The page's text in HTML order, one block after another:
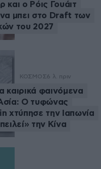
και ο Ρόις Γουάιτ
να μπει στο Draft των
του 2027
ΚΟΣΜΟΣ6 λ. πριν
καιρικά φαινόμενα
Ο τυφώνας
χτύπησε την Ιαπωνία
την Κίνα